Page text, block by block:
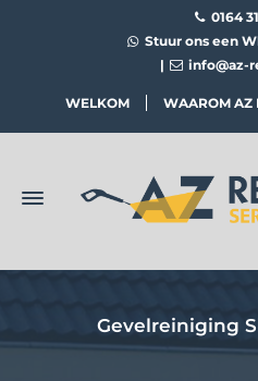
0164
Stuur ons een
|
info@az-
WELKOM WAAROM AZ
Gevelreiniging